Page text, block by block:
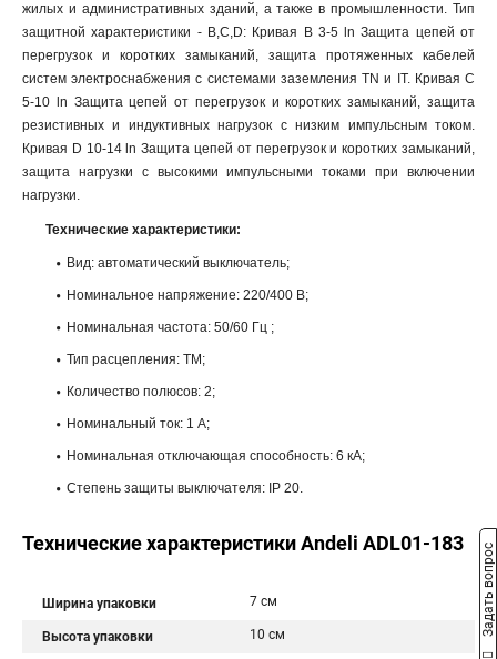
жилых и административных зданий, а также в промышленности. Тип
защитной характеристики - B,C,D: Кривая В 3-5 ln Защита цепей от
перегрузок и коротких замыканий, защита протяженных кабелей
систем электроснабжения с системами заземления TN и IT. Кривая С
5-10 ln Защита цепей от перегрузок и коротких замыканий, защита
резистивных и индуктивных нагрузок с низким импульсным током.
Кривая D 10-14 ln Защита цепей от перегрузок и коротких замыканий,
защита нагрузки с высокими импульсными токами при включении
нагрузки.
Технические характеристики:
Вид: автоматический выключатель;
Номинальное напряжение: 220/400 В;
Номинальная частота: 50/60 Гц ;
Тип расцепления: ТМ;
Количество полюсов: 2;
Номинальный ток: 1 A;
Номинальная отключающая способность: 6 кА;
Степень защиты выключателя: IP 20.
Технические характеристики Andeli ADL01-183
Ширина упаковки 7 см
Высота упаковки 10 см Задать вопрос